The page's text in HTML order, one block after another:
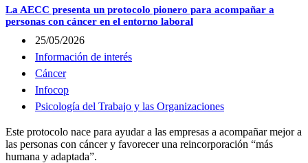
La AECC presenta un protocolo pionero para acompañar a
personas con cáncer en el entorno laboral
25/05/2026
Información de interés
Cáncer
Infocop
Psicología del Trabajo y las Organizaciones
Este protocolo nace para ayudar a las empresas a acompañar mejor a
las personas con cáncer y favorecer una reincorporación “más
humana y adaptada”.